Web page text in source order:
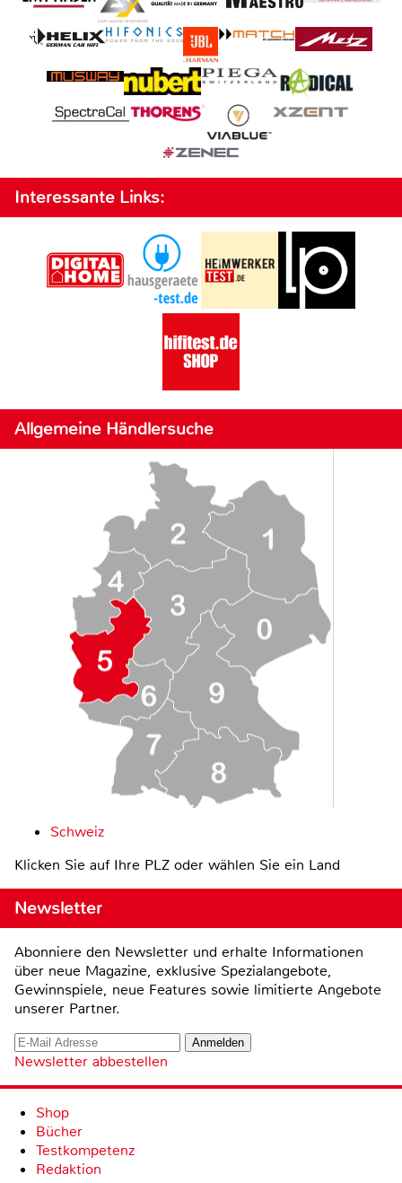
Interessante Links:
Allgemeine Händlersuche
Schweiz
Klicken Sie auf Ihre PLZ oder wählen Sie ein Land
Newsletter
Abonniere den Newsletter und erhalte Informationen
über neue Magazine, exklusive Spezialangebote,
Gewinnspiele, neue Features sowie limitierte Angebote
unserer Partner.
Newsletter abbestellen
Shop
Bücher
Testkompetenz
Redaktion